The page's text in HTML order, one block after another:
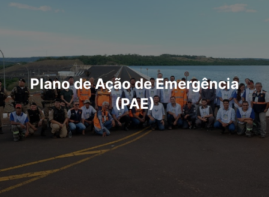
Plano de Ação de Emergência
(PAE)